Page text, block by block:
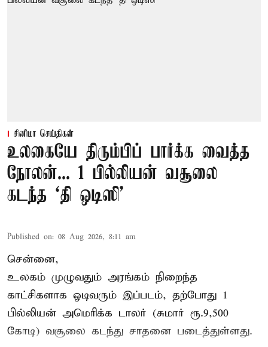
சினிமா செய்திகள்
உலகையே திரும்பிப் பார்க்க வைத்த
நோலன்... 1 பில்லியன் வசூலை
கடந்த ‘தி ஒடிஸி’
Published on: 08 Aug 2026, 8:11 am
சென்னை,
உலகம் முழுவதும் அரங்கம் நிறைந்த
காட்சிகளாக ஓடிவரும் இப்படம், தற்போது 1
பில்லியன் அமெரிக்க டாலர் (சுமார் ரூ.9,500
கோடி) வசூலை கடந்து சாதனை படைத்துள்ளது.